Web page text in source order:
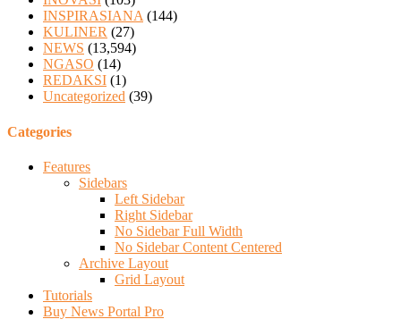
INSPIRASIANA (144)
KULINER (27)
NEWS (13,594)
NGASO (14)
REDAKSI (1)
Uncategorized (39)
Categories
Features
Sidebars
Left Sidebar
Right Sidebar
No Sidebar Full Width
No Sidebar Content Centered
Archive Layout
Grid Layout
Tutorials
Buy News Portal Pro